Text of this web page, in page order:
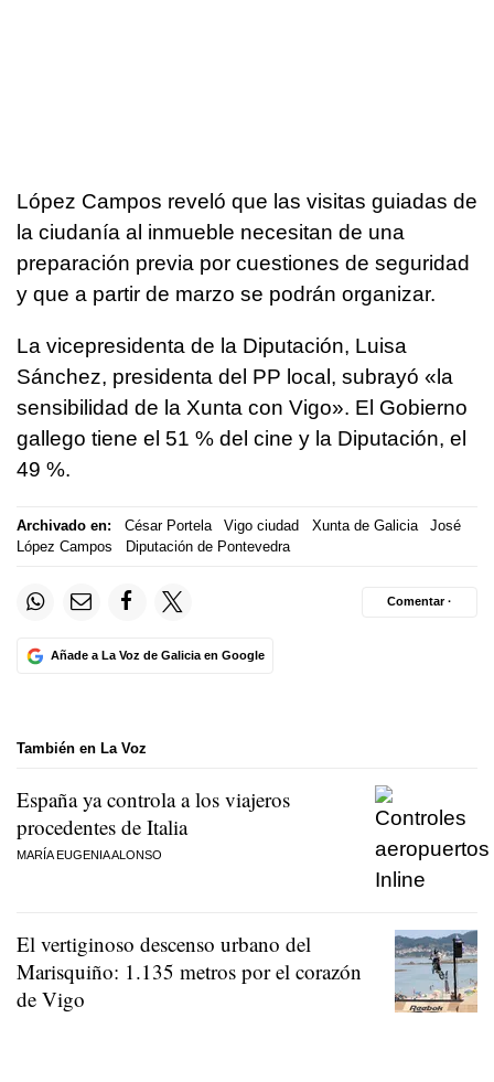
López Campos reveló que las visitas guiadas de
la ciudanía al inmueble necesitan de una
preparación previa por cuestiones de seguridad
y que a partir de marzo se podrán organizar.
La vicepresidenta de la Diputación, Luisa
Sánchez, presidenta del PP local, subrayó «la
sensibilidad de la Xunta con Vigo». El Gobierno
gallego tiene el 51 % del cine y la Diputación, el
49 %.
Archivado en: César Portela Vigo ciudad Xunta de Galicia
José
López Campos
Diputación de Pontevedra
Añade a La Voz de Galicia en Google
Comentar ·
También en La Voz
España ya controla a los viajeros
procedentes de Italia
MARÍA EUGENIA ALONSO
El vertiginoso descenso urbano del
Marisquiño: 1.135 metros por el corazón
de Vigo